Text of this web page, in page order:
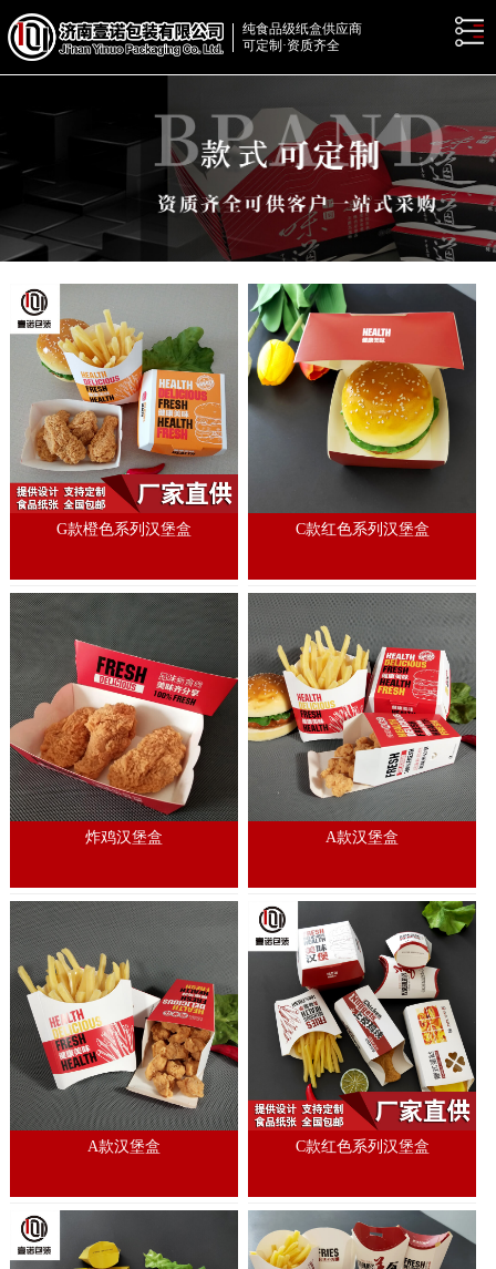
纯食品级纸盒供应商
可定制·资质齐全
G款橙色系列汉堡盒 C款红色系列汉堡盒
炸鸡汉堡盒 A款汉堡盒
A款汉堡盒 C款红色系列汉堡盒